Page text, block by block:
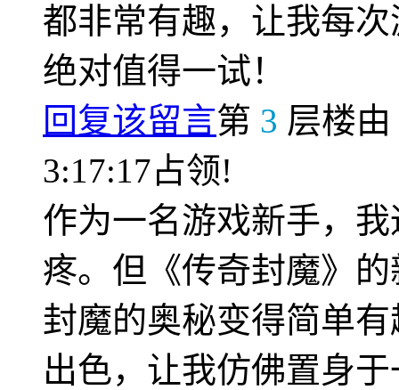
都非常有趣，让我每
绝对值得一试！
回复该留言第 3 层楼由
3:17:17占领!
作为一名游戏新手，
疼。但《传奇封魔》
封魔的奥秘变得简单
出色，让我仿佛置身